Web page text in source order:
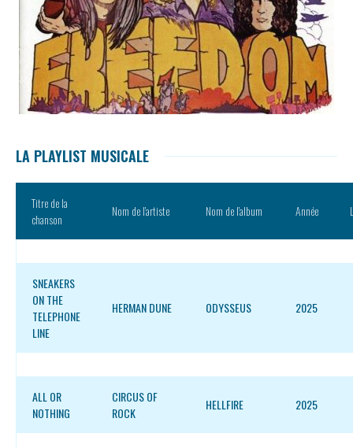
LA PLAYLIST MUSICALE
Titre de la
chanson
Nom de l’artiste Nom de l’album Année
SNEAKERS
ON THE
TELEPHONE
LINE
HERMAN DUNE ODYSSEUS 2025
ALL OR
NOTHING
CIRCUS OF
ROCK
HELLFIRE 2025